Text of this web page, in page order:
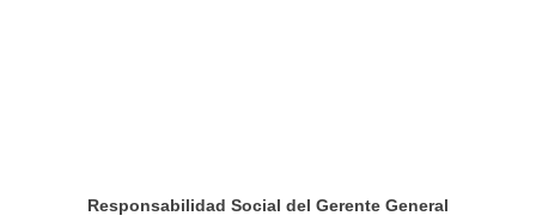
Responsabilidad Social del Gerente General